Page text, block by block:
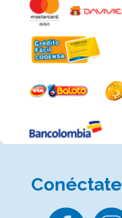
Conéctate